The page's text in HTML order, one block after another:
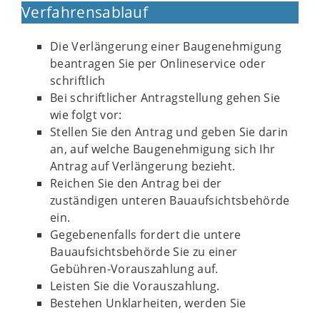
Verfahrensablauf
Die Verlängerung einer Baugenehmigung
beantragen Sie per Onlineservice oder
schriftlich
Bei schriftlicher Antragstellung gehen Sie
wie folgt vor:
Stellen Sie den Antrag und geben Sie darin
an, auf welche Baugenehmigung sich Ihr
Antrag auf Verlängerung bezieht.
Reichen Sie den Antrag bei der
zuständigen unteren Bauaufsichtsbehörde
ein.
Gegebenenfalls fordert die untere
Bauaufsichtsbehörde Sie zu einer
Gebühren-Vorauszahlung auf.
Leisten Sie die Vorauszahlung.
Bestehen Unklarheiten, werden Sie